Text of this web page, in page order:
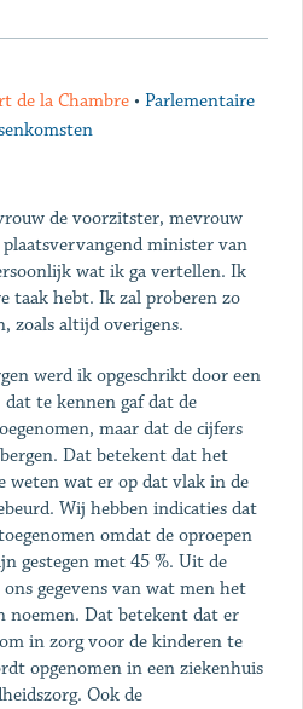
de la Chambre • Parlementaire
de voorzitster, mevrouw
minister van
wat ik ga vertellen. Ik
taak hebt. Ik zal proberen zo
zoals altijd overigens.
werd ik opgeschrikt door een
dat te kennen gaf dat de
maar dat de cijfers
Dat betekent dat het
weten wat er op dat vlak in de
Wij hebben indicaties dat
omdat de oproepen
gestegen met 45 %. Uit de
gegevens van wat men het
noemen. Dat betekent dat er
in zorg voor de kinderen te
opgenomen in een ziekenhuis
Ook de